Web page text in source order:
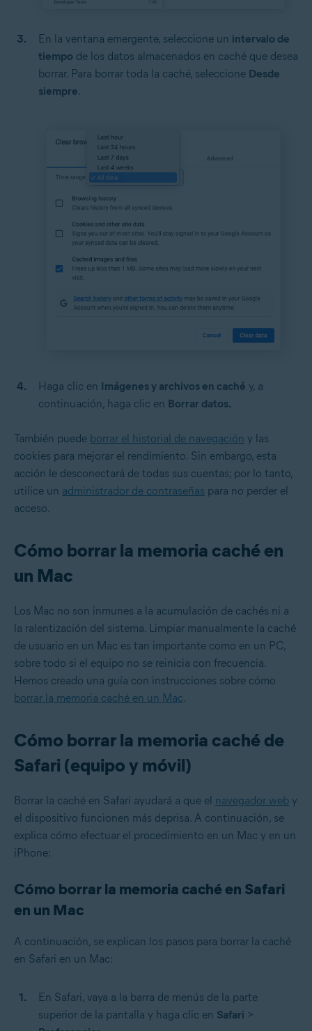
En la ventana emergente, seleccione un intervalo de
tiempo de los datos almacenados en caché que desea
borrar. Para borrar toda la caché, seleccione Desde
siempre.
Haga clic en Imágenes y archivos en caché y, a
continuación, haga clic en Borrar datos.
También puede borrar el historial de navegación y las
cookies para mejorar el rendimiento. Sin embargo, esta
acción le desconectará de todas sus cuentas; por lo tanto,
utilice un administrador de contraseñas para no perder el
acceso.
Cómo borrar la memoria caché en
un Mac
Los Mac no son inmunes a la acumulación de cachés ni a
la ralentización del sistema. Limpiar manualmente la caché
de usuario en un Mac es tan importante como en un PC,
sobre todo si el equipo no se reinicia con frecuencia.
Hemos creado una guía con instrucciones sobre cómo
borrar la memoria caché en un Mac.
Cómo borrar la memoria caché de
Safari (equipo y móvil)
Borrar la caché en Safari ayudará a que el navegador web y
el dispositivo funcionen más deprisa. A continuación, se
explica cómo efectuar el procedimiento en un Mac y en un
iPhone:
Cómo borrar la memoria caché en Safari
en un Mac
A continuación, se explican los pasos para borrar la caché
en Safari en un Mac:
En Safari, vaya a la barra de menús de la parte
superior de la pantalla y haga clic en Safari >